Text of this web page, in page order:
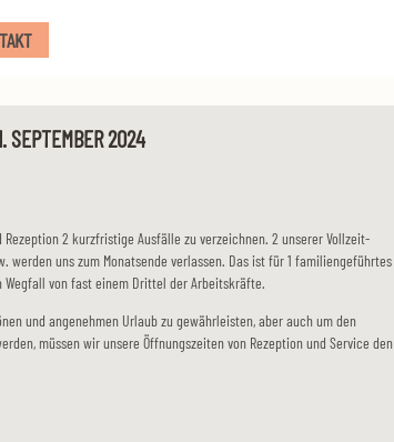
SEPTEMBER 2024
2 kurzfristige Ausfälle zu verzeichnen. 2 unserer Vollzeit-
werden uns zum Monatsende verlassen. Das ist für 1 familiengeführtes
von fast einem Drittel der Arbeitskräfte.
und angenehmen Urlaub zu gewährleisten, aber auch um den
müssen wir unsere Öffnungszeiten von Rezeption und Service den